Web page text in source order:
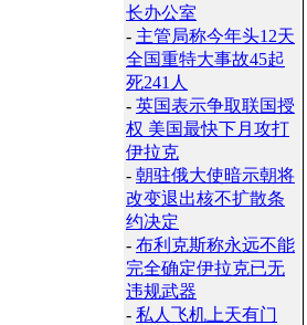
长办公室
- 主管局称今年头12天
全国重特大事故45起
死241人
- 英国表示争取联国授
权 美国最快下月攻打
伊拉克
- 朝驻俄大使暗示朝将
改变退出核不扩散条
约决定
- 布利克斯称永远不能
完全确定伊拉克已无
违规武器
- 私人飞机上天有门